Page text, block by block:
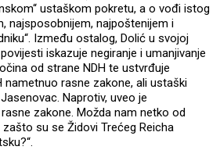
ustaškom pokretu, a o vođi istog
najsposobnijem, najpoštenijem i
Između ostalog, Dolić u svojoj
iskazuje negiranje i umanjivanje
od strane NDH te ustvrđuje
nametnuo rasne zakone, ali ustaški
Naprotiv, uveo je
zakone. Možda nam netko od
su se Židovi Trećeg Reicha